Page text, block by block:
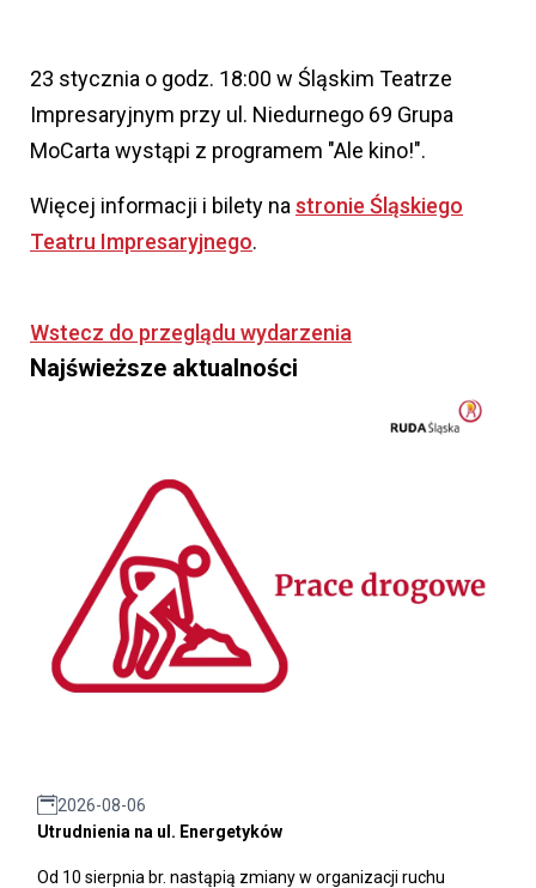
23 stycznia o godz. 18:00 w Śląskim Teatrze
Impresaryjnym przy ul. Niedurnego 69 Grupa
MoCarta wystąpi z programem "Ale kino!".
Więcej informacji i bilety na stronie Śląskiego
Teatru Impresaryjnego.
Wstecz do przeglądu wydarzenia
Najświeższe aktualności
2026-08-06
Utrudnienia na ul. Energetyków
Od 10 sierpnia br. nastąpią zmiany w organizacji ruchu